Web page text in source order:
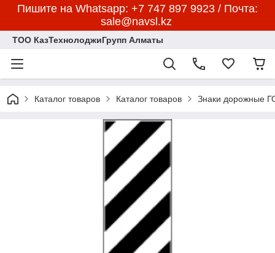
Пишите на Whatsapp: +7 747 897 9923 / Почта:
sale@navsl.kz
ТОО КазТехнолоджиГрупп Алматы
Каталог товаров Каталог товаров Знаки дорожные